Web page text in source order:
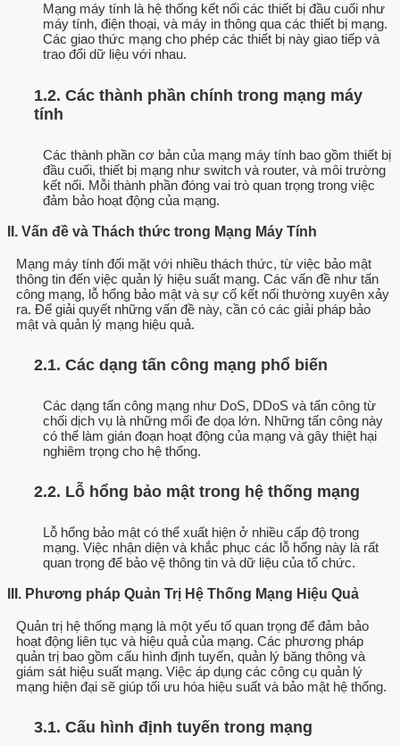
Mạng máy tính là hệ thống kết nối các thiết bị đầu cuối như
máy tính, điện thoại, và máy in thông qua các thiết bị mạng.
Các giao thức mạng cho phép các thiết bị này giao tiếp và
trao đổi dữ liệu với nhau.
1.2. Các thành phần chính trong mạng máy
tính
Các thành phần cơ bản của mạng máy tính bao gồm thiết bị
đầu cuối, thiết bị mạng như switch và router, và môi trường
kết nối. Mỗi thành phần đóng vai trò quan trọng trong việc
đảm bảo hoạt động của mạng.
II. Vấn đề và Thách thức trong Mạng Máy Tính
Mạng máy tính đối mặt với nhiều thách thức, từ việc bảo mật
thông tin đến việc quản lý hiệu suất mạng. Các vấn đề như tấn
công mạng, lỗ hổng bảo mật và sự cố kết nối thường xuyên xảy
ra. Để giải quyết những vấn đề này, cần có các giải pháp bảo
mật và quản lý mạng hiệu quả.
2.1. Các dạng tấn công mạng phổ biến
Các dạng tấn công mạng như DoS, DDoS và tấn công từ
chối dịch vụ là những mối đe dọa lớn. Những tấn công này
có thể làm gián đoạn hoạt động của mạng và gây thiệt hại
nghiêm trọng cho hệ thống.
2.2. Lỗ hổng bảo mật trong hệ thống mạng
Lỗ hổng bảo mật có thể xuất hiện ở nhiều cấp độ trong
mạng. Việc nhận diện và khắc phục các lỗ hổng này là rất
quan trọng để bảo vệ thông tin và dữ liệu của tổ chức.
III. Phương pháp Quản Trị Hệ Thống Mạng Hiệu Quả
Quản trị hệ thống mạng là một yếu tố quan trọng để đảm bảo
hoạt động liên tục và hiệu quả của mạng. Các phương pháp
quản trị bao gồm cấu hình định tuyến, quản lý băng thông và
giám sát hiệu suất mạng. Việc áp dụng các công cụ quản lý
mạng hiện đại sẽ giúp tối ưu hóa hiệu suất và bảo mật hệ thống.
3.1. Cấu hình định tuyến trong mạng